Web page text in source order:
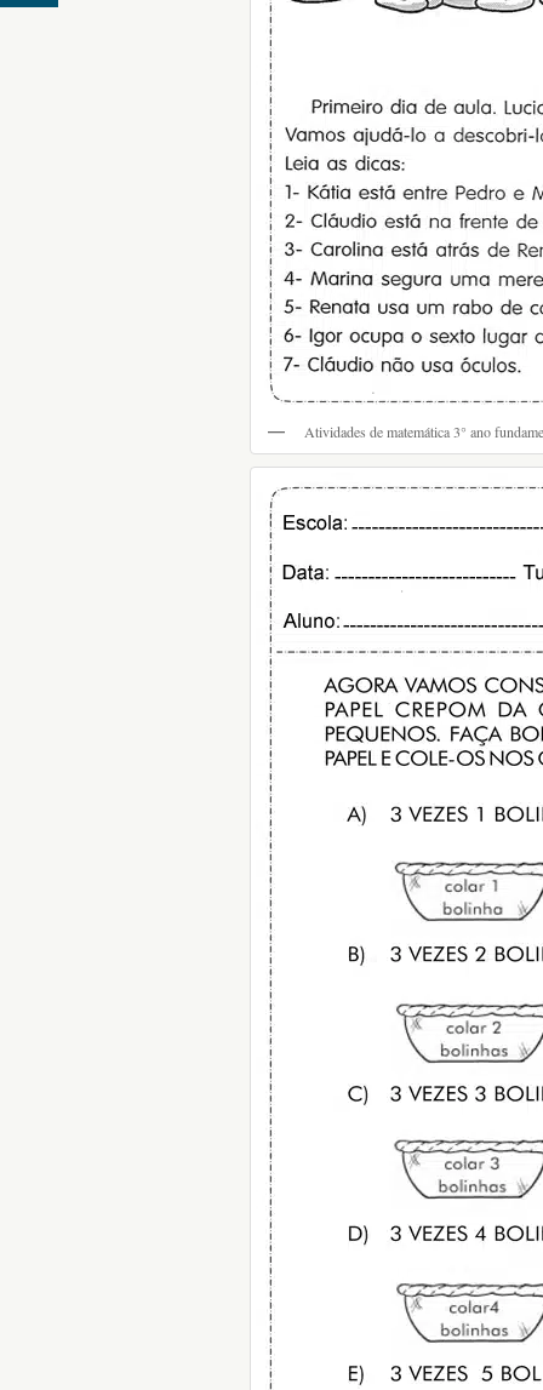
Atividades de matemática 3° ano